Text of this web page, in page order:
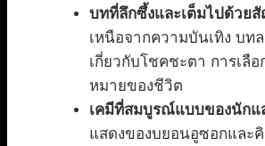
บทที่ลึกซึ้งและเต็มไปด้วย
เหนือจากความบันเทิง บท
เกี่ยวกับโชคชะตา การเลื
หมายของชีวิต
เคมีที่สมบูรณ์แบบของนักแ
แสดงของบยอนอูซอกและ